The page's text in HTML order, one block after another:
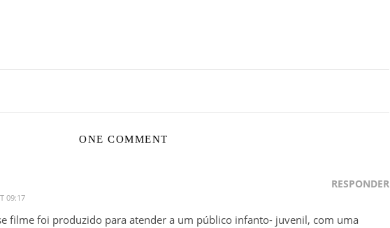
ONE COMMENT
09:17
RESPONDER
filme foi produzido para atender a um público infanto- juvenil, com uma